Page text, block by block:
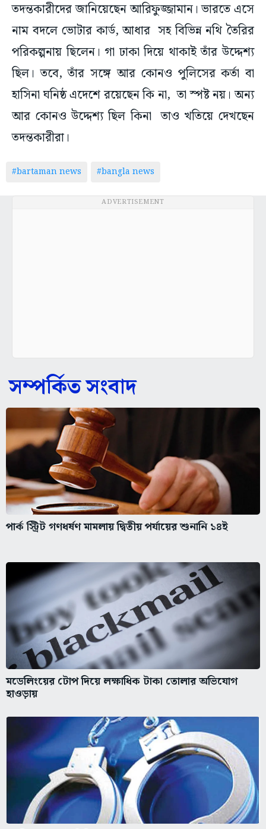
তদন্তকারীদের জানিয়েছেন আরিফুজ্জামান। ভারতে এসে
নাম বদলে ভোটার কার্ড, আধার সহ বিভিন্ন নথি তৈরির
পরিকল্পনায় ছিলেন। গা ঢাকা দিয়ে থাকাই তাঁর উদ্দেশ্য
ছিল। তবে, তাঁর সঙ্গে আর কোনও পুলিসের কর্তা বা
হাসিনা ঘনিষ্ঠ এদেশে রয়েছেন কি না, তা স্পষ্ট নয়। অন্য
আর কোনও উদ্দেশ্য ছিল কিনা তাও খতিয়ে দেখছেন
তদন্তকারীরা।
#bartaman news #bangla news
ADVERTISEMENT
সম্পর্কিত সংবাদ
পার্ক স্ট্রিট গণধর্ষণ মামলায় দ্বিতীয় পর্যায়ের শুনানি ১৪ই
মডেলিংয়ের টোপ দিয়ে লক্ষাধিক টাকা তোলার অভিযোগ
হাওড়ায়